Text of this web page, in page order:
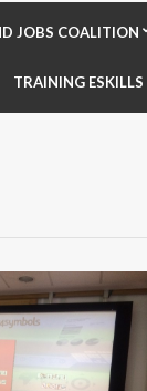
JOBS COALITION
TRAINING ESKILLS